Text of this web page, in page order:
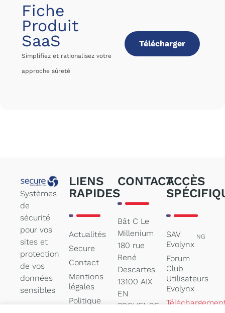
Fiche
Produit
SaaS
Simplifiez et rationalisez votre
approche sûreté
Télécharger
Systèmes
de
sécurité
pour vos
sites et
protection
de vos
données
sensibles
LIENS
RAPIDES
Actualités
Secure
Contact
Mentions
légales
Politique
CONTACT
Bât C Le
Millenium
180 rue
René
Descartes
13100 AIX
EN
PROVENCE
ACCÈS
SAV
Evolynx
NG
Forum
Club
Utilisateurs
Evolynx